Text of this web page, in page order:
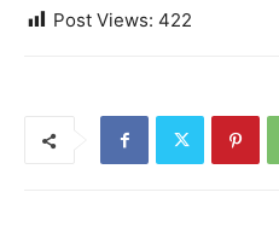
Post Views: 422